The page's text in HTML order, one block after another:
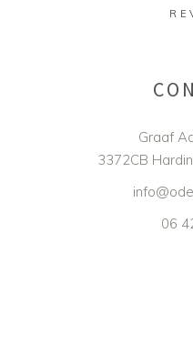
Graaf
3372CB
06